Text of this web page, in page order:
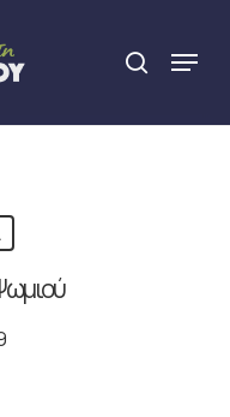
search
Menu
Close